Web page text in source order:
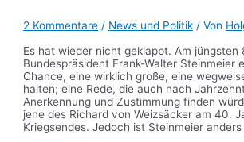
2 Kommentare / News und Politik / Von
Es hat wieder nicht geklappt. Am jüngsten
Bundespräsident Frank-Walter Steinmeier
Chance, eine wirklich große, eine
halten; eine Rede, die auch nach
Anerkennung und Zustimmung finden
jene des Richard von Weizsäcker am 40.
Kriegsendes. Jedoch ist Steinmeier